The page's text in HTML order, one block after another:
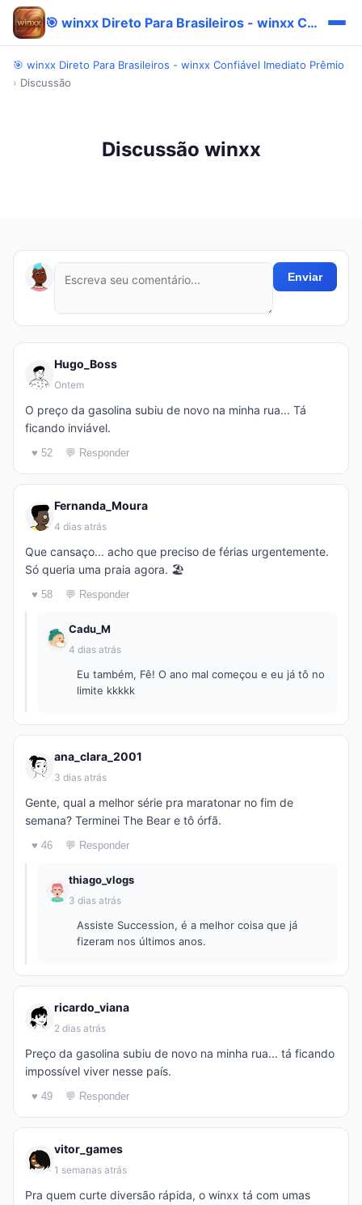
🎯 winxx Direto Para Brasileiros - winxx Confiável Imediato Prêmio
🎯 winxx Direto Para Brasileiros - winxx Confiável Imediato Prêmio
› Discussão
Discussão winxx
Enviar
Hugo_Boss
Ontem
O preço da gasolina subiu de novo na minha rua... Tá
ficando inviável.
♥ 52 💬 Responder
Fernanda_Moura
4 dias atrás
Que cansaço... acho que preciso de férias urgentemente.
Só queria uma praia agora. 🏖️
♥ 58 💬 Responder
Cadu_M
4 dias atrás
Eu também, Fê! O ano mal começou e eu já tô no
limite kkkkk
ana_clara_2001
3 dias atrás
Gente, qual a melhor série pra maratonar no fim de
semana? Terminei The Bear e tô órfã.
♥ 46 💬 Responder
thiago_vlogs
3 dias atrás
Assiste Succession, é a melhor coisa que já
fizeram nos últimos anos.
ricardo_viana
2 dias atrás
Preço da gasolina subiu de novo na minha rua... tá ficando
impossível viver nesse país.
♥ 49 💬 Responder
vitor_games
1 semanas atrás
Pra quem curte diversão rápida, o winxx tá com umas